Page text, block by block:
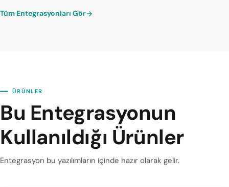
Tüm Entegrasyonları Gör
ÜRÜNLER
Bu Entegrasyonun
Kullanıldığı Ürünler
Entegrasyon bu yazılımların içinde hazır olarak gelir.